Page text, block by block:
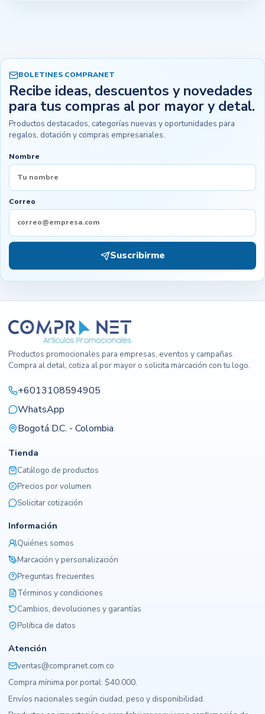
BOLETINES COMPRANET
Recibe ideas, descuentos y novedades
para tus compras al por mayor y detal.
Productos destacados, categorías nuevas y oportunidades para
regalos, dotación y compras empresariales.
Nombre
Correo
Suscribirme
Productos promocionales para empresas, eventos y campañas.
Compra al detal, cotiza al por mayor o solicita marcación con tu logo.
+6013108594905
WhatsApp
Bogotá D.C. - Colombia
Tienda
Catálogo de productos
Precios por volumen
Solicitar cotización
Información
Quiénes somos
Marcación y personalización
Preguntas frecuentes
Términos y condiciones
Cambios, devoluciones y garantías
Política de datos
Atención
ventas@compranet.com.co
Compra mínima por portal: $40.000.
Envíos nacionales según ciudad, peso y disponibilidad.